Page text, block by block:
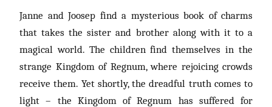
Janne and Joosep find a mysterious book of charms
that takes the sister and brother along with it to a
magical world. The children find themselves in the
strange Kingdom of Regnum, where rejoicing crowds
receive them. Yet shortly, the dreadful truth comes to
light – the Kingdom of Regnum has suffered for